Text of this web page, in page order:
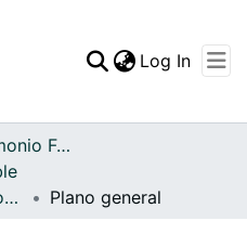
Log In
Archivo del Patrimonio Fotográfico y Fílmico del Valle del Cauca
FCCV - Calles - Patrimonial
Plano general